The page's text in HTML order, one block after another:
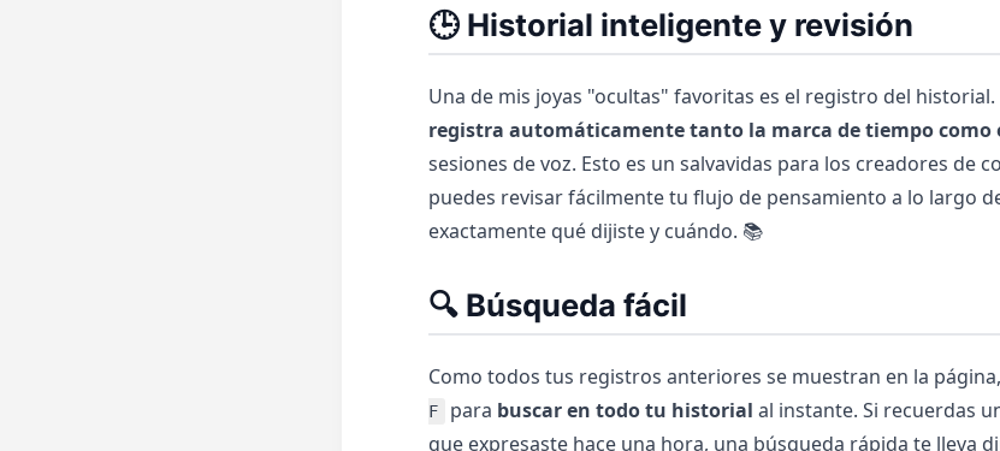
🕒 Historial inteligente y revisión
Una de mis joyas "ocultas" favoritas es el registro del
registra automáticamente tanto la marca de tiempo como
sesiones de voz. Esto es un salvavidas para los creadores de
puedes revisar fácilmente tu flujo de pensamiento a lo largo
exactamente qué dijiste y cuándo. 📚
🔍 Búsqueda fácil
Como todos tus registros anteriores se muestran en la
F
para buscar en todo tu historial al instante. Si recuerdas
que expresaste hace una hora, una búsqueda rápida te lleva